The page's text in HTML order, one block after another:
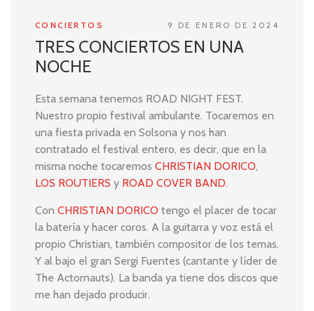
CONCIERTOS 9 DE ENERO DE 2024
TRES CONCIERTOS EN UNA
NOCHE
Esta semana tenemos ROAD NIGHT FEST.
Nuestro propio festival ambulante. Tocaremos en
una fiesta privada en Solsona y nos han
contratado el festival entero, es decir, que en la
misma noche tocaremos CHRISTIAN DORICO,
LOS ROUTIERS y ROAD COVER BAND.
Con CHRISTIAN DORICO tengo el placer de tocar
la batería y hacer coros. A la guitarra y voz está el
propio Christian, también compositor de los temas.
Y al bajo el gran Sergi Fuentes (cantante y líder de
The Actornauts). La banda ya tiene dos discos que
me han dejado producir.